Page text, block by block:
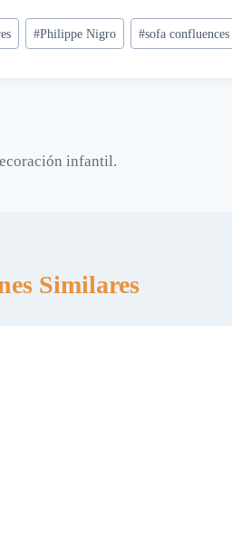
#Philippe Nigro #sofa confluences
infantil.
Similares